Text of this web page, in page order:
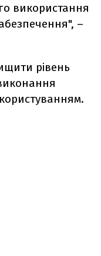
використання
–
рівень